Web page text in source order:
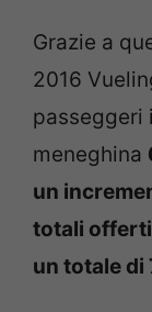
Grazie a
2016
passeggeri
meneghina
un
totali offerti
un totale di